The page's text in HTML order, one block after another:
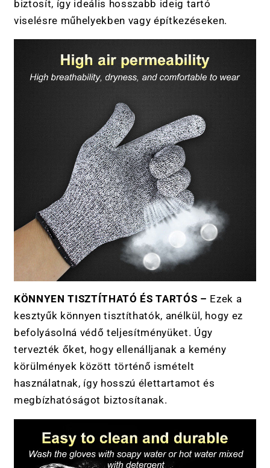
biztosít, így ideális hosszabb ideig tartó
viselésre műhelyekben vagy építkezéseken.
KÖNNYEN TISZTÍTHATÓ ÉS TARTÓS – Ezek a
kesztyűk könnyen tisztíthatók, anélkül, hogy ez
befolyásolná védő teljesítményüket. Úgy
tervezték őket, hogy ellenálljanak a kemény
körülmények között történő ismételt
használatnak, így hosszú élettartamot és
megbízhatóságot biztosítanak.